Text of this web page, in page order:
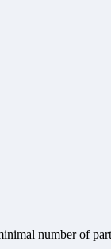
number of